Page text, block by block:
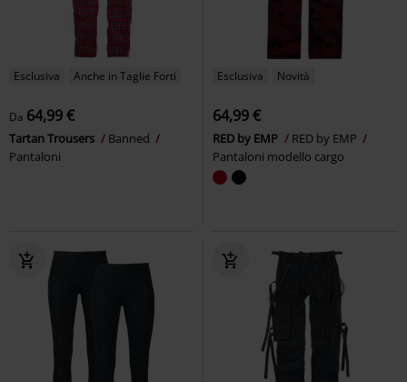
Esclusiva Anche in Taglie Forti
Da 64,99 €
Tartan Trousers
Banned
Pantaloni
Esclusiva Novità
64,99 €
RED by EMP
RED by EMP
Pantaloni modello cargo